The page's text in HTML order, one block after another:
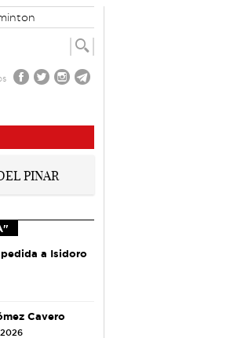
a Isidoro
Cavero